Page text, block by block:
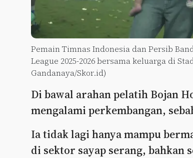
Pemain Timnas Indonesia dan Persib
League 2025-2026 bersama keluarga di
Gandanaya/Skor.id)
Di bawal arahan pelatih Bojan
mengalami perkembangan,
Ia tidak lagi hanya mampu
di sektor sayap serang, bahkan